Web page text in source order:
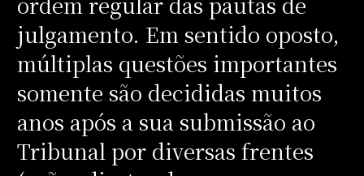
julgamento. Em sentido oposto,
múltiplas questões importantes
somente são decididas muitos
anos após a sua submissão ao
Tribunal por diversas frentes